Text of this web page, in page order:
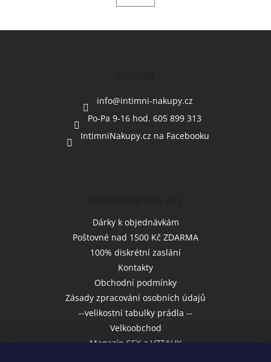
info@intimni-nakupy.cz
Po-Pa 9-16 hod. 605 899 313
IntimniNakupy.cz na Facebooku
Dárky k objednávkám
Poštovné nad 1500 Kč ZDARMA
100% diskrétní zaslání
Kontakty
Obchodní podmínky
Zásady zpracování osobních údajů
--velikostní tabulky prádla --
Velkoobchod
Magazín SEX a VZTAHY